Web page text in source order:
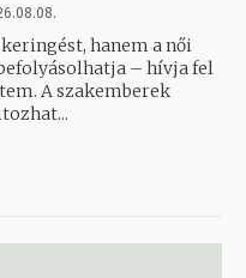
hanem a női
– hívja fel
A szakemberek